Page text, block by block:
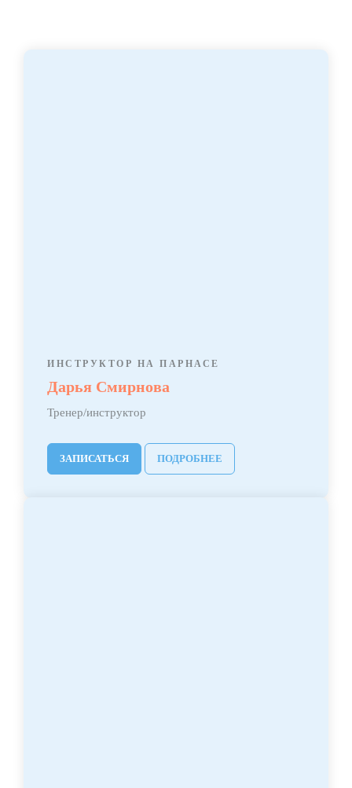
ИНСТРУКТОР НА ПАРНАСЕ
Дарья Смирнова
Тренер/инструктор
ЗАПИСАТЬСЯ ПОДРОБНЕЕ